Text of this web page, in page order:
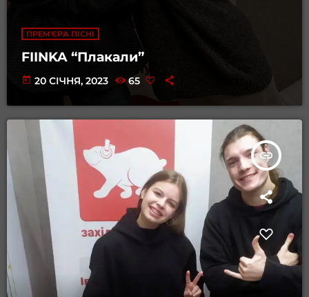
ПРЕМ'ЄРА ПІСНІ
FIINKA “Плакали”
today 20 СІЧНЯ, 2023 65
insert_link